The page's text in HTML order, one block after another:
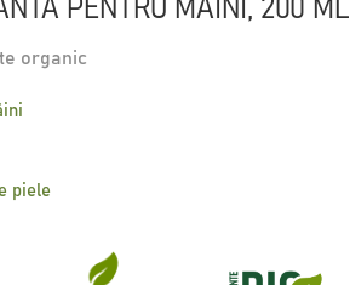
PENTRU MÂINI, 200 ML
organic
piele